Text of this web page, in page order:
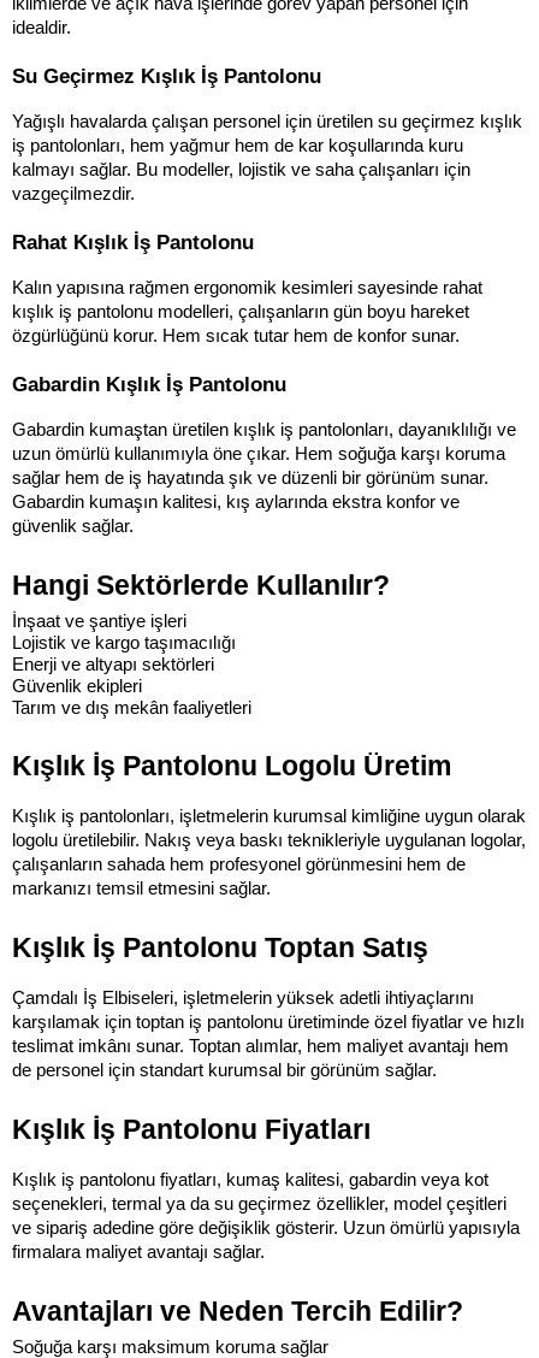
idealdir.
Su Geçirmez Kışlık İş Pantolonu
Yağışlı havalarda çalışan personel için üretilen su geçirmez kışlık
iş pantolonları, hem yağmur hem de kar koşullarında kuru
kalmayı sağlar. Bu modeller, lojistik ve saha çalışanları için
vazgeçilmezdir.
Rahat Kışlık İş Pantolonu
Kalın yapısına rağmen ergonomik kesimleri sayesinde rahat
kışlık iş pantolonu modelleri, çalışanların gün boyu hareket
özgürlüğünü korur. Hem sıcak tutar hem de konfor sunar.
Gabardin Kışlık İş Pantolonu
Gabardin kumaştan üretilen kışlık iş pantolonları, dayanıklılığı ve
uzun ömürlü kullanımıyla öne çıkar. Hem soğuğa karşı koruma
sağlar hem de iş hayatında şık ve düzenli bir görünüm sunar.
Gabardin kumaşın kalitesi, kış aylarında ekstra konfor ve
güvenlik sağlar.
Hangi Sektörlerde Kullanılır?
İnşaat ve şantiye işleri
Lojistik ve kargo taşımacılığı
Enerji ve altyapı sektörleri
Güvenlik ekipleri
Tarım ve dış mekân faaliyetleri
Kışlık İş Pantolonu Logolu Üretim
Kışlık iş pantolonları, işletmelerin kurumsal kimliğine uygun olarak
logolu üretilebilir. Nakış veya baskı teknikleriyle uygulanan logolar,
çalışanların sahada hem profesyonel görünmesini hem de
markanızı temsil etmesini sağlar.
Kışlık İş Pantolonu Toptan Satış
Çamdalı İş Elbiseleri, işletmelerin yüksek adetli ihtiyaçlarını
karşılamak için toptan iş pantolonu üretiminde özel fiyatlar ve hızlı
teslimat imkânı sunar. Toptan alımlar, hem maliyet avantajı hem
de personel için standart kurumsal bir görünüm sağlar.
Kışlık İş Pantolonu Fiyatları
Kışlık iş pantolonu fiyatları, kumaş kalitesi, gabardin veya kot
seçenekleri, termal ya da su geçirmez özellikler, model çeşitleri
ve sipariş adedine göre değişiklik gösterir. Uzun ömürlü yapısıyla
firmalara maliyet avantajı sağlar.
Avantajları ve Neden Tercih Edilir?
Soğuğa karşı maksimum koruma sağlar